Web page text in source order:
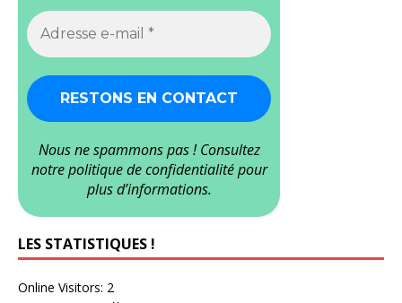
Nous ne spammons pas ! Consultez
notrepolitique de confidentialitépour
plus d’informations.
LES STATISTIQUES !
Online Visitors: 2